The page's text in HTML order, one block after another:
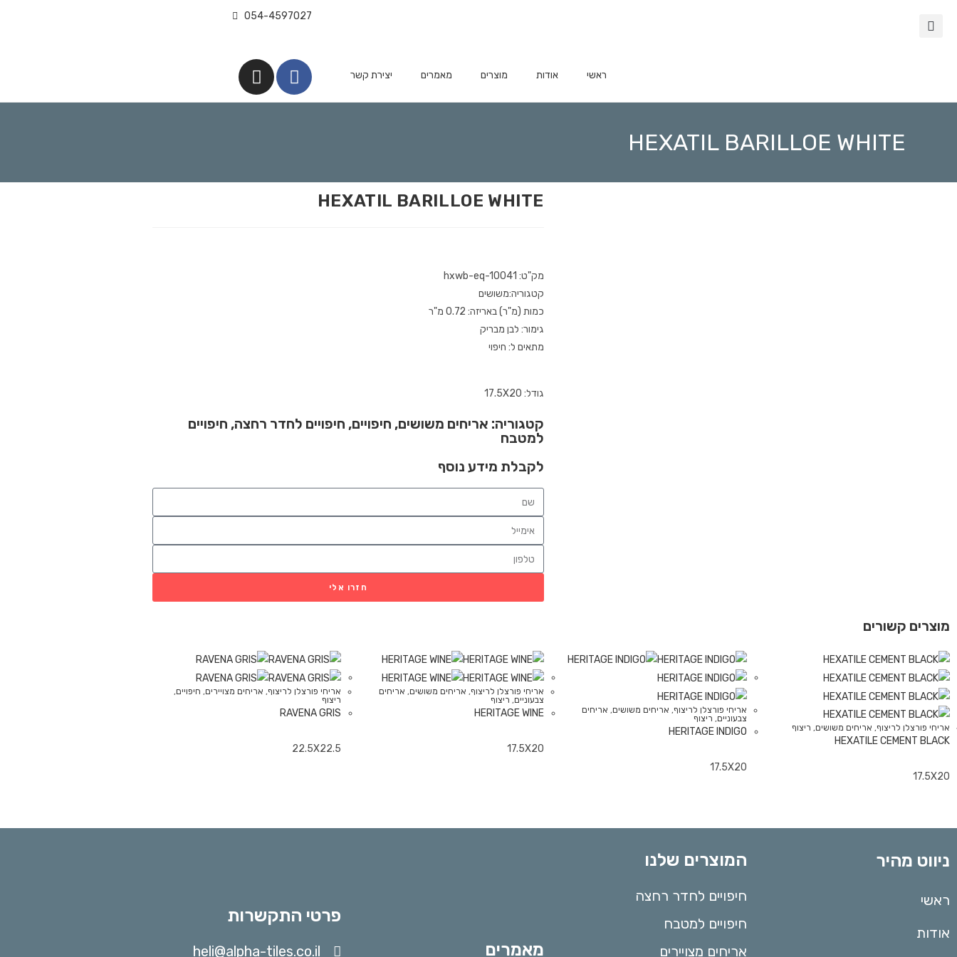
054-4597027
ראשי אודות מוצרים מאמרים יצירת קשר
HEXATIL BARILLOE WHITE
HEXATIL BARILLOE WHITE
מק"ט: hxwb-eq-10041
קטגוריה:משושים
כמות (מ"ר) באריזה: 0.72 מ"ר
גימור: לבן מבריק
מתאים ל: חיפוי
גודל: 17.5X20
קטגוריה: אריחים משושים, חיפויים, חיפויים לחדר רחצה, חיפויים
למטבח
לקבלת מידע נוסף
חזרו אלי
מוצרים קשורים
אריחי פורצלן לריצוף, אריחים משושים, ריצוף
HEXATILE CEMENT BLACK
17.5X20
אריחי פורצלן לריצוף, אריחים משושים, אריחים
צבעוניים, ריצוף
HERITAGE INDIGO
17.5X20
אריחי פורצלן לריצוף, אריחים משושים, אריחים
צבעוניים, ריצוף
HERITAGE WINE
17.5X20
אריחי פורצלן לריצוף, אריחים מצויירים, חיפויים,
ריצוף
RAVENA GRIS
22.5X22.5
ניווט מהיר
ראשי
אודות
המוצרים שלנו
חיפויים לחדר רחצה
חיפויים למטבח
אריחים מצויירים
מאמרים
פרטי התקשרות
heli@alpha-tiles.co.il